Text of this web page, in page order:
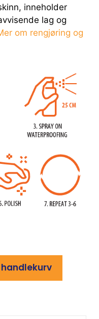
inneholder
lag og
om rengjøring og
handlekurv